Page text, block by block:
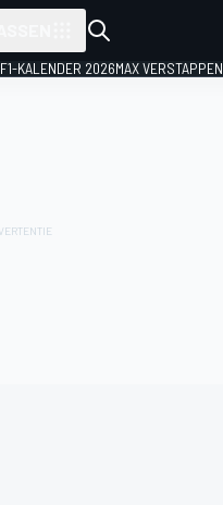
F1-KALENDER 2026MAX VERSTAPPEN